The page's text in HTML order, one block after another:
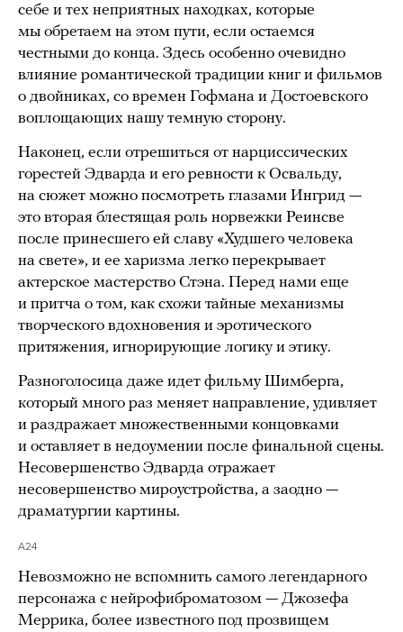
себе и тех неприятных находках, которые
мы обретаем на этом пути, если остаемся
честными до конца. Здесь особенно очевидно
влияние романтической традиции книг и фильмов
о двойниках, со времен Гофмана и Достоевского
воплощающих нашу темную сторону.
Наконец, если отрешиться от нарциссических
горестей Эдварда и его ревности к Освальду,
на сюжет можно посмотреть глазами Ингрид —
это вторая блестящая роль норвежки Реинсве
после принесшего ей славу «Худшего человека
на свете», и ее харизма легко перекрывает
актерское мастерство Стэна. Перед нами еще
и притча о том, как схожи тайные механизмы
творческого вдохновения и эротического
притяжения, игнорирующие логику и этику.
Разноголосица даже идет фильму Шимберга,
который много раз меняет направление, удивляет
и раздражает множественными концовками
и оставляет в недоумении после финальной сцены.
Несовершенство Эдварда отражает
несовершенство мироустройства, а заодно —
драматургии картины.
A24
Невозможно не вспомнить самого легендарного
персонажа с нейрофиброматозом — Джозефа
Меррика, более известного под прозвищем